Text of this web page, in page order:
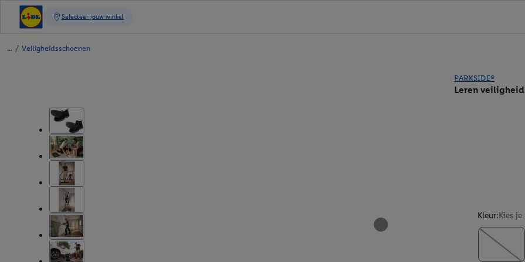
/ Veiligheidsschoenen
PARKSIDE®
Leren
Kleur:Kies